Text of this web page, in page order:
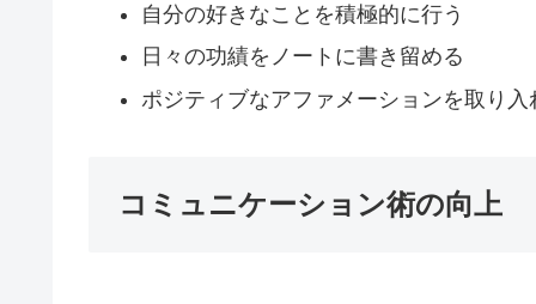
自分の好きなことを積極的に行う
日々の功績をノートに書き留める
ポジティブなアファメーションを取り入
コミュニケーション術の向上